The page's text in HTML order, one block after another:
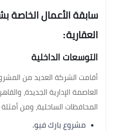
سابقة الأعمال الخاصة
العقارية:
التوسعات الداخلية
أقامت الشركة العديد من
العاصمة الإدارية الجديدة،
المحافظات الساحلية، ومن
مشروع بارك فيو.